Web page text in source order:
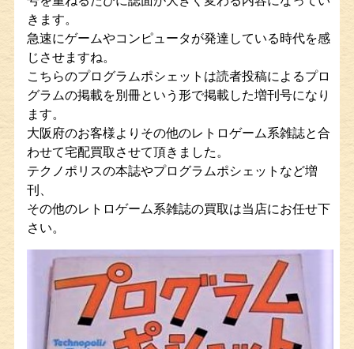
きます。
急速にゲームやコンピュータが発達している時代を感
じさせますね。
こちらのプログラムポシェットは読者投稿によるプロ
グラムの掲載を別冊という形で掲載した増刊号になり
ます。
大阪府のお客様よりその他のレトロゲーム系雑誌と合
わせて宅配買取させて頂きました。
テクノポリスの本誌やプログラムポシェットなど増
刊、
その他のレトロゲーム系雑誌の買取は当店にお任せ下
さい。